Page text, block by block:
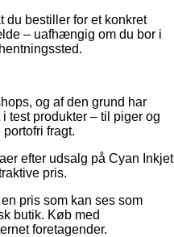
du bestiller for et konkret
– uafhængig om du bor i
og af den grund har
test produkter – til piger og
fragt.
efter udsalg på Cyan Inkjet
pris.
pris som kan ses som
butik. Køb med
foretagender.